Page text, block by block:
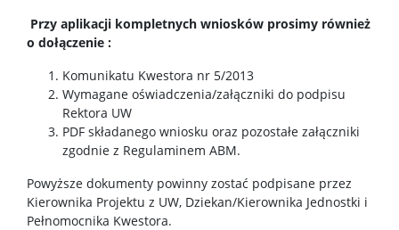
Przy aplikacji kompletnych wniosków prosimy również
o dołączenie :
Komunikatu Kwestora nr 5/2013
Wymagane oświadczenia/załączniki do podpisu
Rektora UW
PDF składanego wniosku oraz pozostałe załączniki
zgodnie z Regulaminem ABM.
Powyższe dokumenty powinny zostać podpisane przez
Kierownika Projektu z UW, Dziekan/Kierownika Jednostki i
Pełnomocnika Kwestora.